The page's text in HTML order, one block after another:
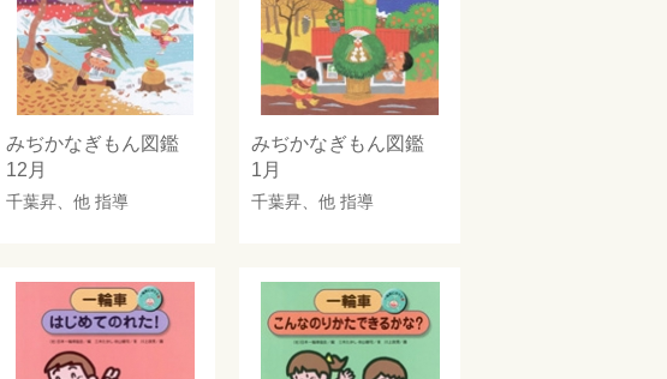
みぢかなぎもん図鑑
12月
千葉昇 、他 指導
みぢかなぎもん図鑑
1月
千葉昇 、他 指導